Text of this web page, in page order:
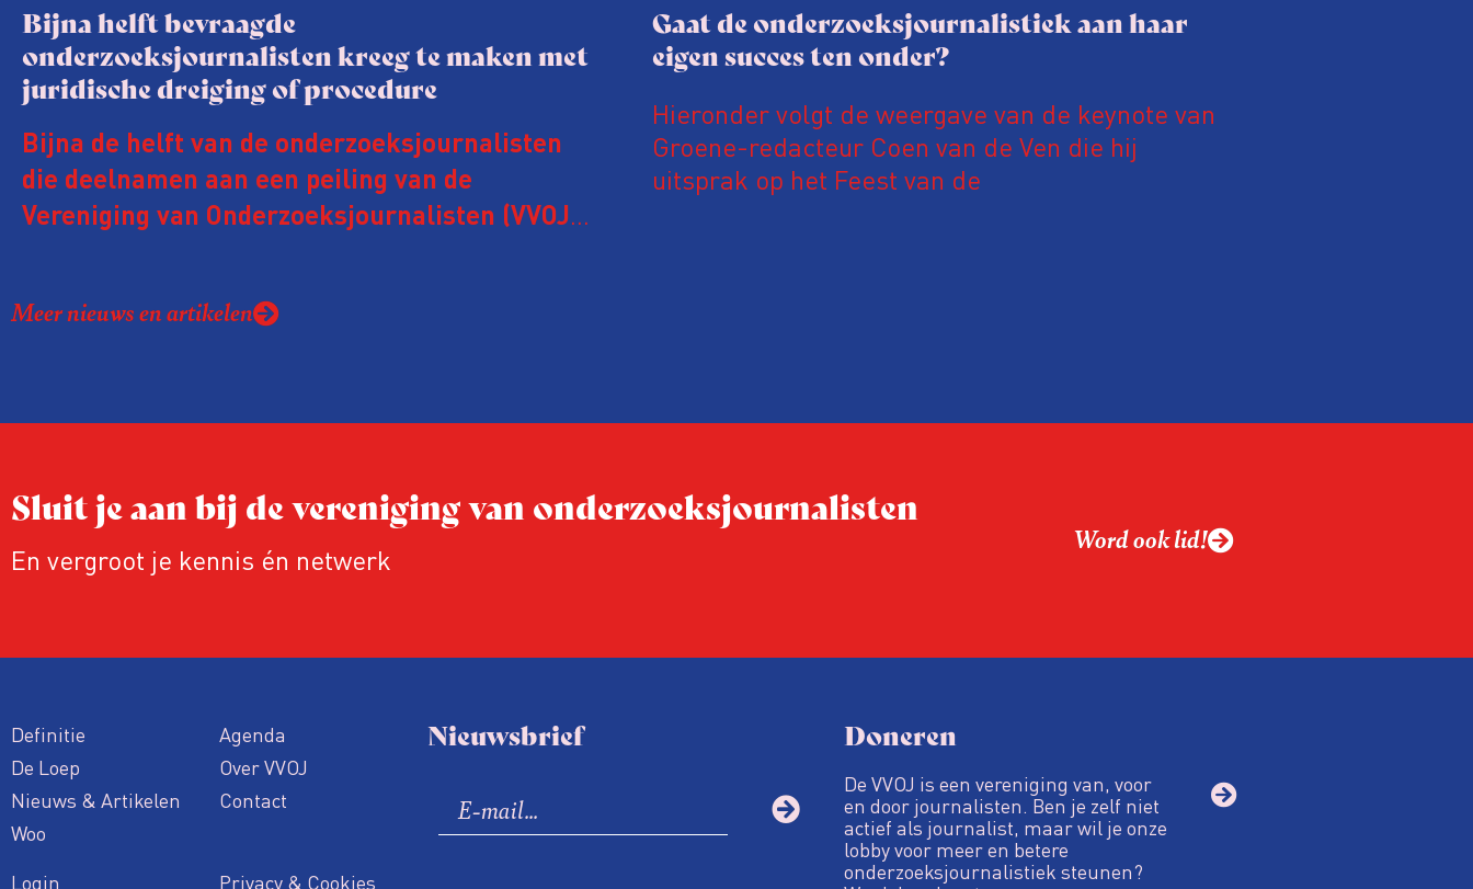
Bijna helft bevraagde
onderzoeksjournalisten kreeg te maken met
juridische dreiging of procedure
Bijna de helft van de onderzoeksjournalisten
die deelnamen aan een peiling van de
Vereniging van Onderzoeksjournalisten (VVOJ)
rond het eigen werk. Dat kost journalisten tijd,
Gaat de onderzoeksjournalistiek aan haar
eigen succes ten onder?
Hieronder volgt de weergave van de keynote van
Groene-redacteur Coen van de Ven die hij
uitsprak op het Feest van de
Hoe moet de journalistiek omgaan met een
steeds onverschilligere macht?
Meer nieuws en artikelen
Sluit je aan bij de vereniging van onderzoeksjournalisten
En vergroot je kennis én netwerk
Word ook lid!
Definitie
De Loep
Nieuws & Artikelen
Woo
Agenda
Over VVOJ
Contact
Login Privacy & Cookies
Nieuwsbrief Doneren
De VVOJ is een vereniging van, voor
en door journalisten. Ben je zelf niet
actief als journalist, maar wil je onze
lobby voor meer en betere
onderzoeksjournalistiek steunen?